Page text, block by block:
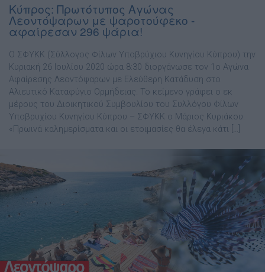
Κύπρος: Πρωτότυπος Αγώνας
Λεοντόψαρων με ψαροτούφεκο -
αφαίρεσαν 296 ψάρια!
O ΣΦΥΚΚ (Σύλλογος Φίλων Υποβρύχιου Κυνηγίου Κύπρου) την
Κυριακή 26 Ιουλίου 2020 ώρα 8:30 διοργάνωσε τον 1ο Αγώνα
Αφαίρεσης Λεοντόψαρων με Ελεύθερη Κατάδυση στο
Αλιευτικό Καταφύγιο Ορμήδειας. Το κείμενο γράφει ο εκ
μέρους του Διοικητικού Συμβουλίου του Συλλόγου Φίλων
Υποβρυχίου Κυνηγίου Κύπρου – ΣΦΥΚΚ ο Μάριος Κυριάκου:
«Πρωινά καλημερίσματα και οι ετοιμασίες θα έλεγα κάτι […]